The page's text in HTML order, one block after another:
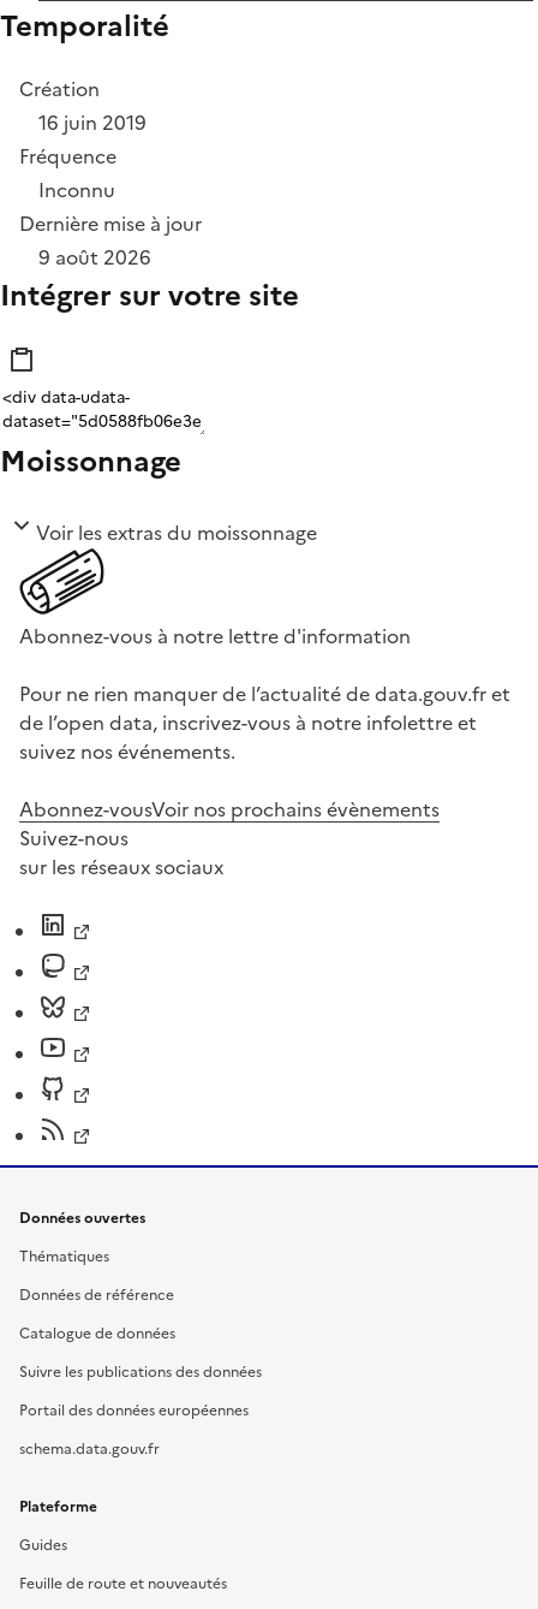
Temporalité
Création
16 juin 2019
Fréquence
Inconnu
Dernière mise à jour
9 août 2026
Intégrer sur votre site
Moissonnage
Voir les extras du moissonnage
Abonnez-vous à notre lettre d'information
Pour ne rien manquer de l’actualité de data.gouv.fr et
de l’open data, inscrivez-vous à notre infolettre et
suivez nos événements.
Abonnez-vousVoir nos prochains évènements
Suivez-nous
sur les réseaux sociaux
Données ouvertes
Thématiques
Données de référence
Catalogue de données
Suivre les publications des données
Portail des données européennes
schema.data.gouv.fr
Plateforme
Guides
Feuille de route et nouveautés